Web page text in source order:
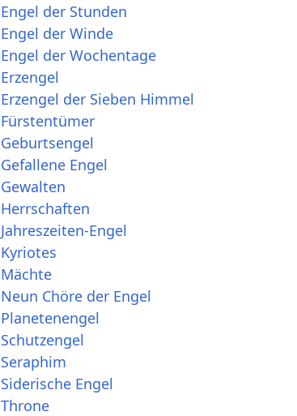
Engel der Stunden
Engel der Winde
Engel der Wochentage
Erzengel
Erzengel der Sieben Himmel
Fürstentümer
Geburtsengel
Gefallene Engel
Gewalten
Herrschaften
Jahreszeiten-Engel
Kyriotes
Mächte
Neun Chöre der Engel
Planetenengel
Schutzengel
Seraphim
Siderische Engel
Throne